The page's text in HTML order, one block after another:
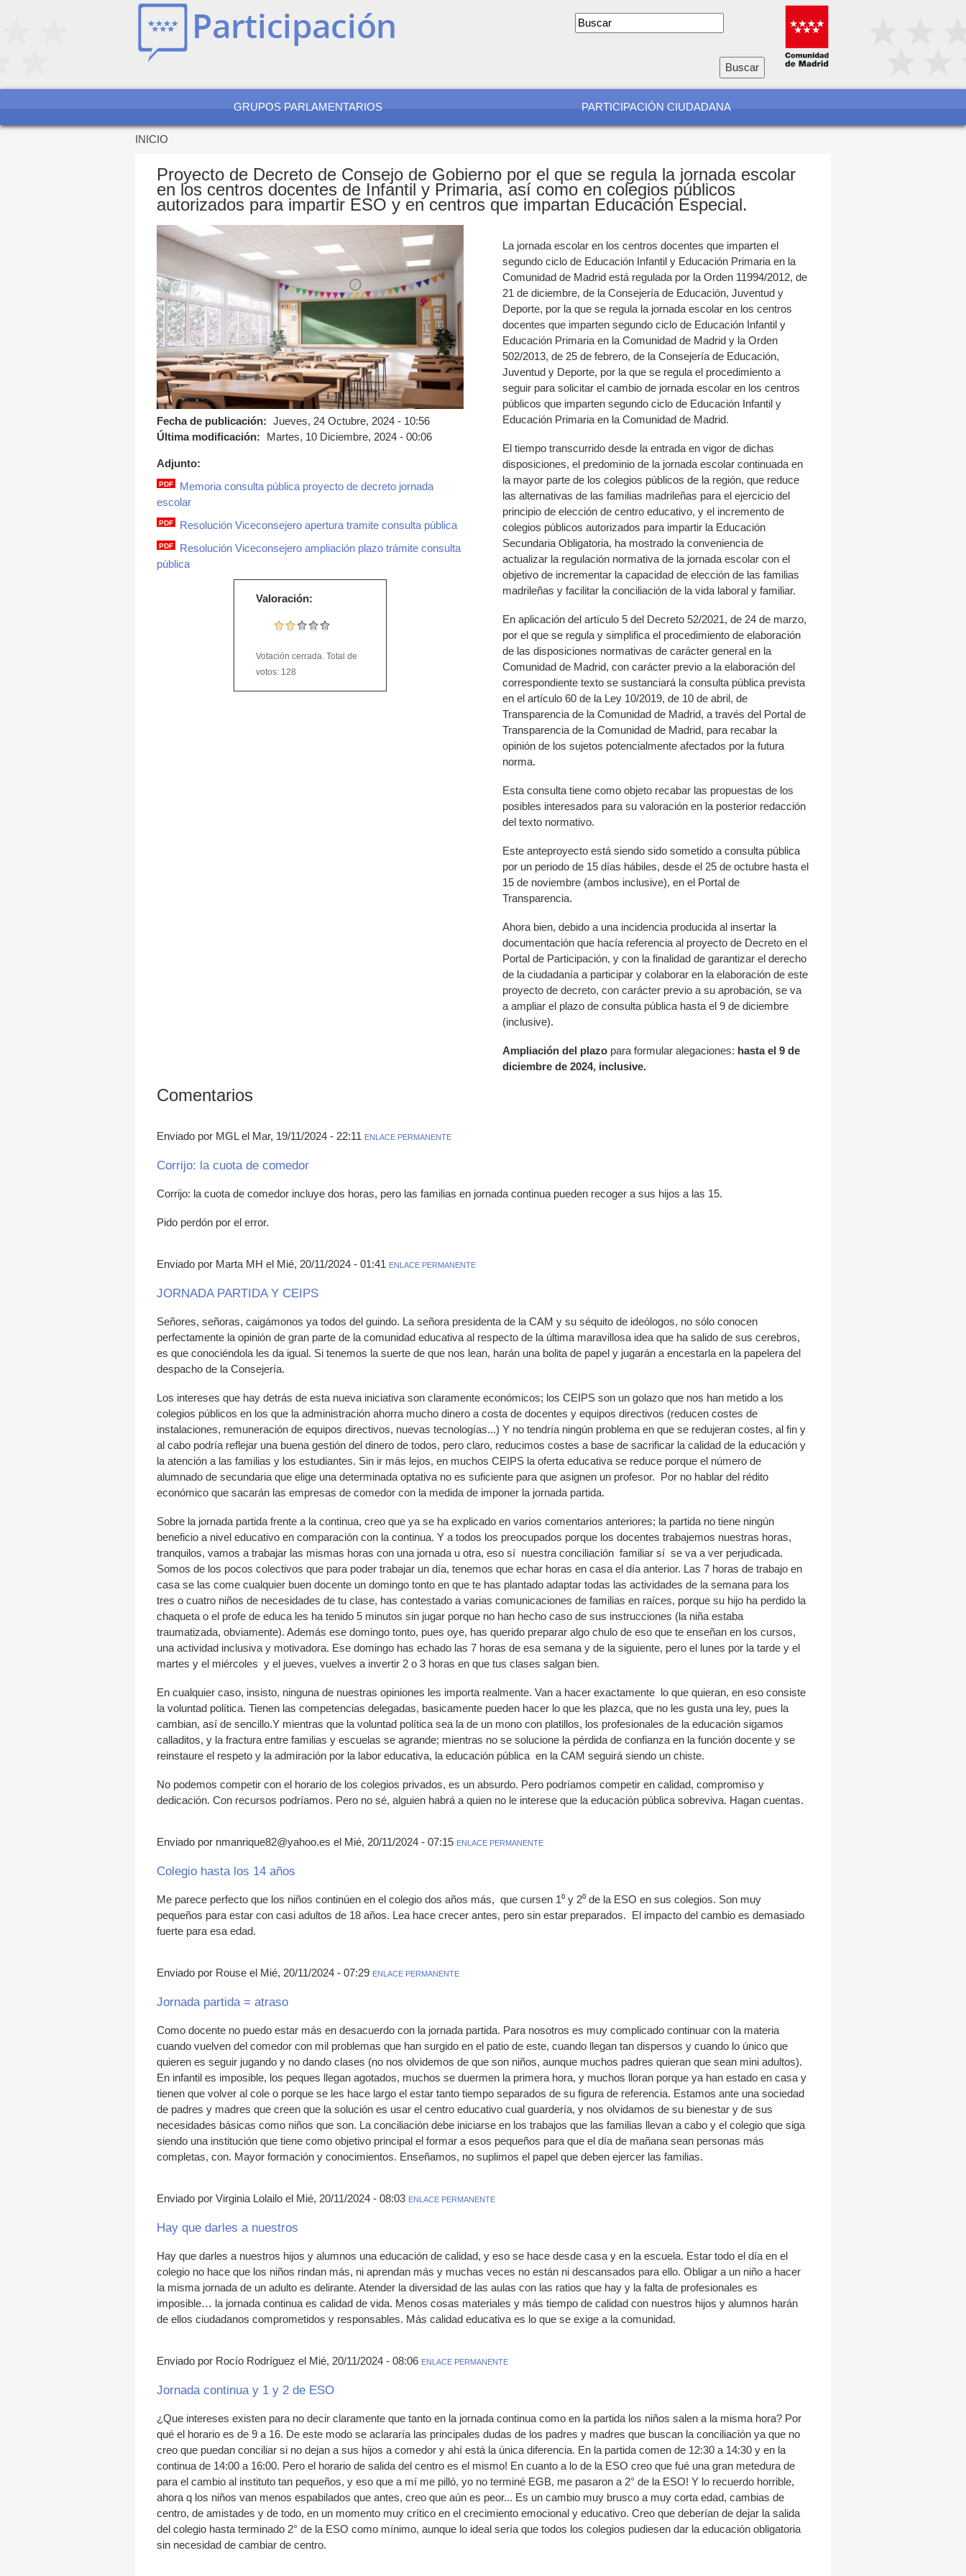
Formulario
de
GRUPOS PARLAMENTARIOS PARTICIPACIÓN CIUDADANA
encuentra
usted
aquí
INICIO
Proyecto de Decreto de Consejo de Gobierno por el que se regula la jornada escolar
en los centros docentes de Infantil y Primaria, así como en colegios públicos
autorizados para impartir ESO y en centros que impartan Educación Especial.
Fecha de publicación: Jueves, 24 Octubre, 2024 - 10:56
Última modificación:
Martes, 10 Diciembre, 2024 - 00:06
Adjunto:
memoria.pdf
PDF
Memoria consulta pública proyecto de decreto jornada
escolar
resolucion_viceconsejero.pdf
PDF Resolución Viceconsejero apertura tramite consulta pública
resolucion_viceconsejero_ampliacion_plazo_consulta_publica.pdf
PDF
Resolución Viceconsejero ampliación plazo trámite consulta
pública
Valoración:
Votación cerrada. Total de
votos: 128
La jornada escolar en los centros docentes que imparten el
segundo ciclo de Educación Infantil y Educación Primaria en la
Comunidad de Madrid está regulada por la Orden 11994/2012, de
21 de diciembre, de la Consejería de Educación, Juventud y
Deporte, por la que se regula la jornada escolar en los centros
docentes que imparten segundo ciclo de Educación Infantil y
Educación Primaria en la Comunidad de Madrid y la Orden
502/2013, de 25 de febrero, de la Consejería de Educación,
Juventud y Deporte, por la que se regula el procedimiento a
seguir para solicitar el cambio de jornada escolar en los centros
públicos que imparten segundo ciclo de Educación Infantil y
Educación Primaria en la Comunidad de Madrid.
El tiempo transcurrido desde la entrada en vigor de dichas
disposiciones, el predominio de la jornada escolar continuada en
la mayor parte de los colegios públicos de la región, que reduce
las alternativas de las familias madrileñas para el ejercicio del
principio de elección de centro educativo, y el incremento de
colegios públicos autorizados para impartir la Educación
Secundaria Obligatoria, ha mostrado la conveniencia de
actualizar la regulación normativa de la jornada escolar con el
objetivo de incrementar la capacidad de elección de las familias
madrileñas y facilitar la conciliación de la vida laboral y familiar.
En aplicación del artículo 5 del Decreto 52/2021, de 24 de marzo,
por el que se regula y simplifica el procedimiento de elaboración
de las disposiciones normativas de carácter general en la
Comunidad de Madrid, con carácter previo a la elaboración del
correspondiente texto se sustanciará la consulta pública prevista
en el artículo 60 de la Ley 10/2019, de 10 de abril, de
Transparencia de la Comunidad de Madrid, a través del Portal de
Transparencia de la Comunidad de Madrid, para recabar la
opinión de los sujetos potencialmente afectados por la futura
norma.
Esta consulta tiene como objeto recabar las propuestas de los
posibles interesados para su valoración en la posterior redacción
del texto normativo.
Este anteproyecto está siendo sido sometido a consulta pública
por un periodo de 15 días hábiles, desde el 25 de octubre hasta el
15 de noviembre (ambos inclusive), en el Portal de
Transparencia.
Ahora bien, debido a una incidencia producida al insertar la
documentación que hacía referencia al proyecto de Decreto en el
Portal de Participación, y con la finalidad de garantizar el derecho
de la ciudadanía a participar y colaborar en la elaboración de este
proyecto de decreto, con carácter previo a su aprobación, se va
a ampliar el plazo de consulta pública hasta el 9 de diciembre
(inclusive).
Ampliación del plazo para formular alegaciones: hasta el 9 de
diciembre de 2024, inclusive.
Comentarios
Enviado por MGL el Mar, 19/11/2024 - 22:11 ENLACE PERMANENTE
Corrijo: la cuota de comedor
Corrijo: la cuota de comedor incluye dos horas, pero las familias en jornada continua pueden recoger a sus hijos a las 15.
Pido perdón por el error.
Enviado por Marta MH el Mié, 20/11/2024 - 01:41 ENLACE PERMANENTE
JORNADA PARTIDA Y CEIPS
Señores, señoras, caigámonos ya todos del guindo. La señora presidenta de la CAM y su séquito de ideólogos, no sólo conocen
perfectamente la opinión de gran parte de la comunidad educativa al respecto de la última maravillosa idea que ha salido de sus cerebros,
es que conociéndola les da igual. Si tenemos la suerte de que nos lean, harán una bolita de papel y jugarán a encestarla en la papelera del
despacho de la Consejería.
Los intereses que hay detrás de esta nueva iniciativa son claramente económicos; los CEIPS son un golazo que nos han metido a los
colegios públicos en los que la administración ahorra mucho dinero a costa de docentes y equipos directivos (reducen costes de
instalaciones, remuneración de equipos directivos, nuevas tecnologías...) Y no tendría ningún problema en que se redujeran costes, al fin y
al cabo podría reflejar una buena gestión del dinero de todos, pero claro, reducimos costes a base de sacrificar la calidad de la educación y
la atención a las familias y los estudiantes. Sin ir más lejos, en muchos CEIPS la oferta educativa se reduce porque el número de
alumnado de secundaria que elige una determinada optativa no es suficiente para que asignen un profesor. Por no hablar del rédito
económico que sacarán las empresas de comedor con la medida de imponer la jornada partida.
Sobre la jornada partida frente a la continua, creo que ya se ha explicado en varios comentarios anteriores; la partida no tiene ningún
beneficio a nivel educativo en comparación con la continua. Y a todos los preocupados porque los docentes trabajemos nuestras horas,
tranquilos, vamos a trabajar las mismas horas con una jornada u otra, eso sí nuestra conciliación familiar sí se va a ver perjudicada.
Somos de los pocos colectivos que para poder trabajar un día, tenemos que echar horas en casa el día anterior. Las 7 horas de trabajo en
casa se las come cualquier buen docente un domingo tonto en que te has plantado adaptar todas las actividades de la semana para los
tres o cuatro niños de necesidades de tu clase, has contestado a varias comunicaciones de familias en raíces, porque su hijo ha perdido la
chaqueta o el profe de educa les ha tenido 5 minutos sin jugar porque no han hecho caso de sus instrucciones (la niña estaba
traumatizada, obviamente). Además ese domingo tonto, pues oye, has querido preparar algo chulo de eso que te enseñan en los cursos,
una actividad inclusiva y motivadora. Ese domingo has echado las 7 horas de esa semana y de la siguiente, pero el lunes por la tarde y el
martes y el miércoles y el jueves, vuelves a invertir 2 o 3 horas en que tus clases salgan bien.
En cualquier caso, insisto, ninguna de nuestras opiniones les importa realmente. Van a hacer exactamente lo que quieran, en eso consiste
la voluntad política. Tienen las competencias delegadas, basicamente pueden hacer lo que les plazca, que no les gusta una ley, pues la
cambian, así de sencillo.Y mientras que la voluntad política sea la de un mono con platillos, los profesionales de la educación sigamos
calladitos, y la fractura entre familias y escuelas se agrande; mientras no se solucione la pérdida de confianza en la función docente y se
reinstaure el respeto y la admiración por la labor educativa, la educación pública en la CAM seguirá siendo un chiste.
No podemos competir con el horario de los colegios privados, es un absurdo. Pero podríamos competir en calidad, compromiso y
dedicación. Con recursos podríamos. Pero no sé, alguien habrá a quien no le interese que la educación pública sobreviva. Hagan cuentas.
Enviado por nmanrique82@yahoo.es el Mié, 20/11/2024 - 07:15 ENLACE PERMANENTE
Colegio hasta los 14 años
Me parece perfecto que los niños continúen en el colegio dos años más, que cursen 1⁰ y 2⁰ de la ESO en sus colegios. Son muy
pequeños para estar con casi adultos de 18 años. Lea hace crecer antes, pero sin estar preparados. El impacto del cambio es demasiado
fuerte para esa edad.
Enviado por Rouse el Mié, 20/11/2024 - 07:29 ENLACE PERMANENTE
Jornada partida = atraso
Como docente no puedo estar más en desacuerdo con la jornada partida. Para nosotros es muy complicado continuar con la materia
cuando vuelven del comedor con mil problemas que han surgido en el patio de este, cuando llegan tan dispersos y cuando lo único que
quieren es seguir jugando y no dando clases (no nos olvidemos de que son niños, aunque muchos padres quieran que sean mini adultos).
En infantil es imposible, los peques llegan agotados, muchos se duermen la primera hora, y muchos lloran porque ya han estado en casa y
tienen que volver al cole o porque se les hace largo el estar tanto tiempo separados de su figura de referencia. Estamos ante una sociedad
de padres y madres que creen que la solución es usar el centro educativo cual guardería, y nos olvidamos de su bienestar y de sus
necesidades básicas como niños que son. La conciliación debe iniciarse en los trabajos que las familias llevan a cabo y el colegio que siga
siendo una institución que tiene como objetivo principal el formar a esos pequeños para que el día de mañana sean personas más
completas, con. Mayor formación y conocimientos. Enseñamos, no suplimos el papel que deben ejercer las familias.
Enviado por Virginia Lolailo el Mié, 20/11/2024 - 08:03 ENLACE PERMANENTE
Hay que darles a nuestros
Hay que darles a nuestros hijos y alumnos una educación de calidad, y eso se hace desde casa y en la escuela. Estar todo el día en el
colegio no hace que los niños rindan más, ni aprendan más y muchas veces no están ni descansados para ello. Obligar a un niño a hacer
la misma jornada de un adulto es delirante. Atender la diversidad de las aulas con las ratios que hay y la falta de profesionales es
imposible… la jornada continua es calidad de vida. Menos cosas materiales y más tiempo de calidad con nuestros hijos y alumnos harán
de ellos ciudadanos comprometidos y responsables. Más calidad educativa es lo que se exige a la comunidad.
Enviado por Rocío Rodríguez el Mié, 20/11/2024 - 08:06 ENLACE PERMANENTE
Jornada continua y 1 y 2 de ESO
¿Que intereses existen para no decir claramente que tanto en la jornada continua como en la partida los niños salen a la misma hora? Por
qué el horario es de 9 a 16. De este modo se aclararía las principales dudas de los padres y madres que buscan la conciliación ya que no
creo que puedan conciliar si no dejan a sus hijos a comedor y ahí está la única diferencia. En la partida comen de 12:30 a 14:30 y en la
continua de 14:00 a 16:00. Pero el horario de salida del centro es el mismo! En cuanto a lo de la ESO creo que fué una gran metedura de
para el cambio al instituto tan pequeños, y eso que a mí me pilló, yo no terminé EGB, me pasaron a 2° de la ESO! Y lo recuerdo horrible,
ahora q los niños van menos espabilados que antes, creo que aún es peor... Es un cambio muy brusco a muy corta edad, cambias de
centro, de amistades y de todo, en un momento muy crítico en el crecimiento emocional y educativo. Creo que deberían de dejar la salida
del colegio hasta terminado 2° de la ESO como mínimo, aunque lo ideal sería que todos los colegios pudiesen dar la educación obligatoria
sin necesidad de cambiar de centro.